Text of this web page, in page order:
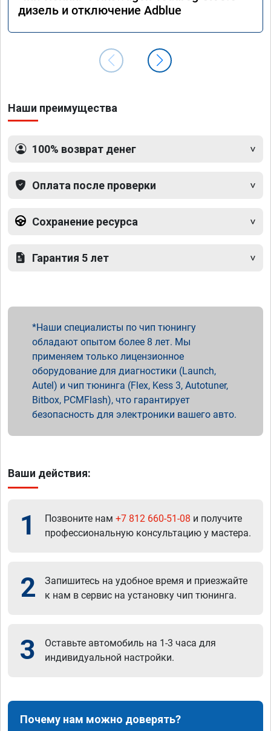
дизель и отключение Adblue
Наши преимущества
100% возврат денег
Оплата после проверки
Сохранение ресурса
Гарантия 5 лет
Наши специалисты по чип тюнингу
обладают опытом более 8 лет. Мы
применяем только лицензионное
оборудование для диагностики (Launch,
Autel) и чип тюнинга (Flex, Kess 3, Autotuner,
Bitbox, PCMFlash), что гарантирует
безопасность для электроники вашего авто.
Ваши действия:
1 Позвоните нам +7 812 660-51-08 и получите
профессиональную консультацию у мастера.
2
Запишитесь на удобное время и приезжайте
к нам в сервис на установку чип тюнинга.
3
Оставьте автомобиль на 1-3 часа для
индивидуальной настройки.
Почему нам можно доверять?